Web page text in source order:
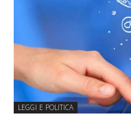
LEGGI E POLITICA